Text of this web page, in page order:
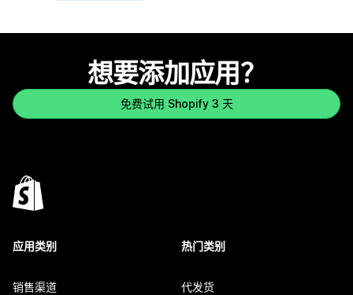
想要添加应用？
免费试用 Shopify 3 天
应用类别
销售渠道
热门类别
代发货